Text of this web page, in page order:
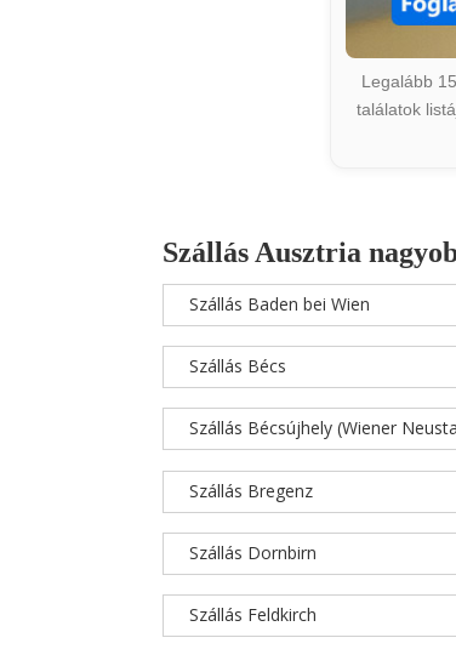
Legalább
találatok
Szállás Ausztria
Szállás Baden bei Wien
Szállás Bécs
Szállás Bécsújhely (Wiener
Szállás Bregenz
Szállás Dornbirn
Szállás Feldkirch